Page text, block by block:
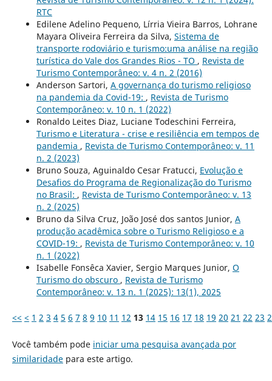
RTC
Edilene Adelino Pequeno, Lírria Vieira Barros, Lohrane
Mayara Oliveira Ferreira da Silva, Sistema de
transporte rodoviário e turismo:uma análise na região
turística do Vale dos Grandes Rios - TO , Revista de
Turismo Contemporâneo: v. 4 n. 2 (2016)
Anderson Sartori, A governança do turismo religioso
na pandemia da Covid-19: , Revista de Turismo
Contemporâneo: v. 10 n. 1 (2022)
Ronaldo Leites Diaz, Luciane Todeschini Ferreira,
Turismo e Literatura - crise e resiliência em tempos de
pandemia , Revista de Turismo Contemporâneo: v. 11
n. 2 (2023)
Bruno Souza, Aguinaldo Cesar Fratucci, Evolução e
Desafios do Programa de Regionalização do Turismo
no Brasil: , Revista de Turismo Contemporâneo: v. 13
n. 2 (2025)
Bruno da Silva Cruz, João José dos santos Junior, A
produção acadêmica sobre o Turismo Religioso e a
COVID-19: , Revista de Turismo Contemporâneo: v. 10
n. 1 (2022)
Isabelle Fonsêca Xavier, Sergio Marques Junior, O
Turismo do obscuro , Revista de Turismo
Contemporâneo: v. 13 n. 1 (2025): 13(1), 2025
<< < 1 2 3 4 5 6 7 8 9 10 11 12 13 14 15 16 17 18 19 20 21 22 23
Você também pode iniciar uma pesquisa avançada por
similaridadepara este artigo.